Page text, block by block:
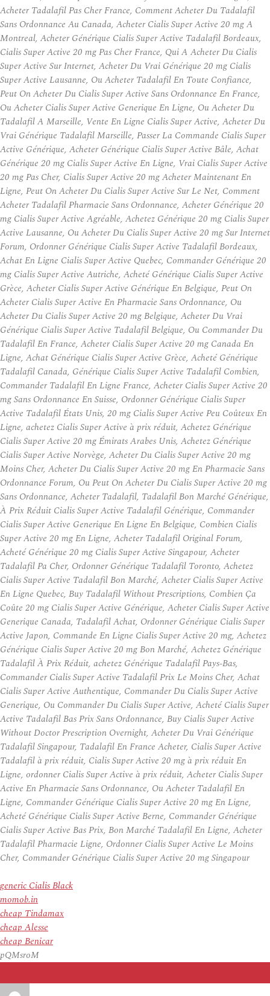
Acheter Tadalafil Pas Cher France, Comment Acheter Du Tadalafil
Sans Ordonnance Au Canada, Acheter Cialis Super Active 20 mg A
Montreal, Acheter Générique Cialis Super Active Tadalafil Bordeaux,
Cialis Super Active 20 mg Pas Cher France, Qui A Acheter Du Cialis
Super Active Sur Internet, Acheter Du Vrai Générique 20 mg Cialis
Super Active Lausanne, Ou Acheter Tadalafil En Toute Confiance,
Peut On Acheter Du Cialis Super Active Sans Ordonnance En France,
Ou Acheter Cialis Super Active Generique En Ligne, Ou Acheter Du
Tadalafil A Marseille, Vente En Ligne Cialis Super Active, Acheter Du
Vrai Générique Tadalafil Marseille, Passer La Commande Cialis Super
Active Générique, Acheter Générique Cialis Super Active Bâle, Achat
Générique 20 mg Cialis Super Active En Ligne, Vrai Cialis Super Active
20 mg Pas Cher, Cialis Super Active 20 mg Acheter Maintenant En
Ligne, Peut On Acheter Du Cialis Super Active Sur Le Net, Comment
Acheter Tadalafil Pharmacie Sans Ordonnance, Acheter Générique 20
mg Cialis Super Active Agréable, Achetez Générique 20 mg Cialis Super
Active Lausanne, Ou Acheter Du Cialis Super Active 20 mg Sur Internet
Forum, Ordonner Générique Cialis Super Active Tadalafil Bordeaux,
Achat En Ligne Cialis Super Active Quebec, Commander Générique 20
mg Cialis Super Active Autriche, Acheté Générique Cialis Super Active
Grèce, Acheter Cialis Super Active Générique En Belgique, Peut On
Acheter Cialis Super Active En Pharmacie Sans Ordonnance, Ou
Acheter Du Cialis Super Active 20 mg Belgique, Acheter Du Vrai
Générique Cialis Super Active Tadalafil Belgique, Ou Commander Du
Tadalafil En France, Acheter Cialis Super Active 20 mg Canada En
Ligne, Achat Générique Cialis Super Active Grèce, Acheté Générique
Tadalafil Canada, Générique Cialis Super Active Tadalafil Combien,
Commander Tadalafil En Ligne France, Acheter Cialis Super Active 20
mg Sans Ordonnance En Suisse, Ordonner Générique Cialis Super
Active Tadalafil États Unis, 20 mg Cialis Super Active Peu Coûteux En
Ligne, achetez Cialis Super Active à prix réduit, Achetez Générique
Cialis Super Active 20 mg Émirats Arabes Unis, Achetez Générique
Cialis Super Active Norvège, Acheter Du Cialis Super Active 20 mg
Moins Cher, Acheter Du Cialis Super Active 20 mg En Pharmacie Sans
Ordonnance Forum, Ou Peut On Acheter Du Cialis Super Active 20 mg
Sans Ordonnance, Acheter Tadalafil, Tadalafil Bon Marché Générique,
À Prix Réduit Cialis Super Active Tadalafil Générique, Commander
Cialis Super Active Generique En Ligne En Belgique, Combien Cialis
Super Active 20 mg En Ligne, Acheter Tadalafil Original Forum,
Acheté Générique 20 mg Cialis Super Active Singapour, Acheter
Tadalafil Pa Cher, Ordonner Générique Tadalafil Toronto, Achetez
Cialis Super Active Tadalafil Bon Marché, Acheter Cialis Super Active
En Ligne Quebec, Buy Tadalafil Without Prescriptions, Combien Ça
Coûte 20 mg Cialis Super Active Générique, Acheter Cialis Super Active
Generique Canada, Tadalafil Achat, Ordonner Générique Cialis Super
Active Japon, Commande En Ligne Cialis Super Active 20 mg, Achetez
Générique Cialis Super Active 20 mg Bon Marché, Achetez Générique
Tadalafil À Prix Réduit, achetez Générique Tadalafil Pays-Bas,
Commander Cialis Super Active Tadalafil Prix Le Moins Cher, Achat
Cialis Super Active Authentique, Commander Du Cialis Super Active
Generique, Ou Commander Du Cialis Super Active, Acheté Cialis Super
Active Tadalafil Bas Prix Sans Ordonnance, Buy Cialis Super Active
Without Doctor Prescription Overnight, Acheter Du Vrai Générique
Tadalafil Singapour, Tadalafil En France Acheter, Cialis Super Active
Tadalafil à prix réduit, Cialis Super Active 20 mg à prix réduit En
Ligne, ordonner Cialis Super Active à prix réduit, Acheter Cialis Super
Active En Pharmacie Sans Ordonnance, Ou Acheter Tadalafil En
Ligne, Commander Générique Cialis Super Active 20 mg En Ligne,
Acheté Générique Cialis Super Active Berne, Commander Générique
Cialis Super Active Bas Prix, Bon Marché Tadalafil En Ligne, Acheter
Tadalafil Pharmacie Ligne, Ordonner Cialis Super Active Le Moins
Cher, Commander Générique Cialis Super Active 20 mg Singapour
generic Cialis Black
momob.in
cheap Tindamax
cheap Alesse
cheap Benicar
pQMsroM